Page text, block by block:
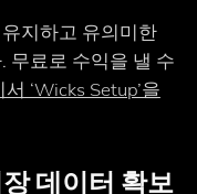
지하고 유의미한
무료로 수익을 낼 수
‘Wicks Setup’을
데이터 확보